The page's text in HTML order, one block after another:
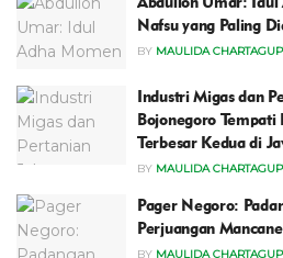
Nafsu yang Paling
BY MAULIDA
Industri Migas dan
Bojonegoro Tempati
Terbesar Kedua di
BY MAULIDA
Pager Negoro:
Perjuangan
BY MAULIDA